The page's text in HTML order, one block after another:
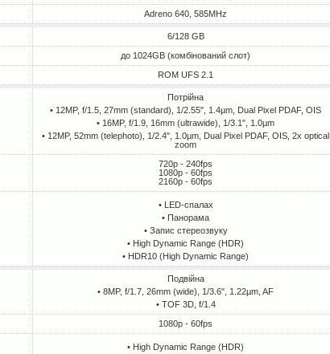
Adreno 640, 585MHz
6/128 GB
до 1024GB (комбінований слот)
ROM UFS 2.1
Потрійна
• 12MP, f/1.5, 27mm (standard), 1/2.55", 1.4µm, Dual Pixel PDAF, OIS
• 16MP, f/1.9, 16mm (ultrawide), 1/3.1", 1.0µm
• 12MP, 52mm (telephoto), 1/2.4", 1.0µm, Dual Pixel PDAF, OIS, 2x optical
zoom
720p - 240fps
1080p - 60fps
2160p - 60fps
• LED-спалах
• Панорама
• Запис стереозвуку
• High Dynamic Range (HDR)
• HDR10 (High Dynamic Range)
Подвійна
• 8MP, f/1.7, 26mm (wide), 1/3.6", 1.22µm, AF
• TOF 3D, f/1.4
1080p - 60fps
• High Dynamic Range (HDR)